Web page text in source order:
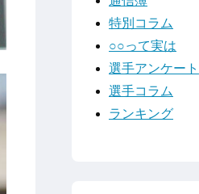
特別コラム
○○って実は
選手アンケート
選手コラム
ランキング